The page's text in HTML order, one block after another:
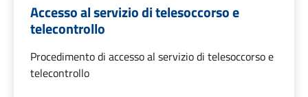
Accesso al servizio di telesoccorso e
telecontrollo
Procedimento di accesso al servizio di telesoccorso e
telecontrollo